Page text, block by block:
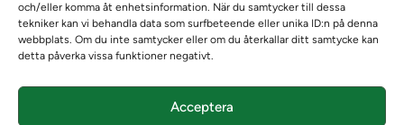
och/eller komma åt enhetsinformation. När du samtycker till dessa
tekniker kan vi behandla data som surfbeteende eller unika ID:n på denna
webbplats. Om du inte samtycker eller om du återkallar ditt samtycke kan
detta påverka vissa funktioner negativt.
Acceptera
Om Ladokkonsortiet
Ladokkonsortiet internationellt
Vision, strategi och produktplan